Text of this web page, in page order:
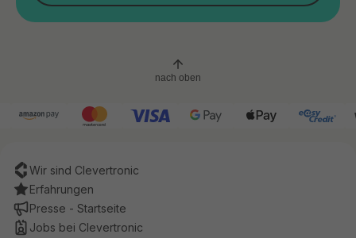
nach oben
Wir sind Clevertronic
Erfahrungen
Presse - Startseite
Jobs bei Clevertronic